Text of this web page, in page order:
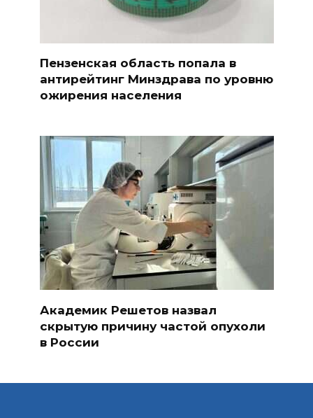
Пензенская область попала в
антирейтинг Минздрава по уровню
ожирения населения
Академик Решетов назвал
скрытую причину частой опухоли
в России